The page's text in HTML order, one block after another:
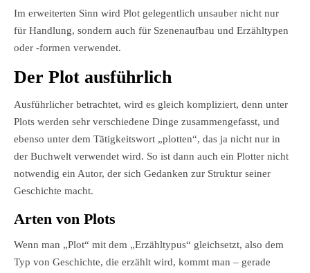
Im erweiterten Sinn wird Plot gelegentlich unsauber nicht nur
für Handlung, sondern auch für Szenenaufbau und Erzähltypen
oder -formen verwendet.
Der Plot ausführlich
Ausführlicher betrachtet, wird es gleich kompliziert, denn unter
Plots werden sehr verschiedene Dinge zusammengefasst, und
ebenso unter dem Tätigkeitswort „plotten“, das ja nicht nur in
der Buchwelt verwendet wird. So ist dann auch ein Plotter nicht
notwendig ein Autor, der sich Gedanken zur Struktur seiner
Geschichte macht.
Arten von Plots
Wenn man „Plot“ mit dem „Erzähltypus“ gleichsetzt, also dem
Typ von Geschichte, die erzählt wird, kommt man – gerade